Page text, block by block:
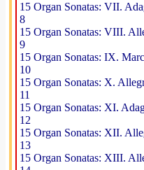
15 Organ Sonatas: VII.
8
15 Organ Sonatas: VIII.
9
15 Organ Sonatas: IX.
10
15 Organ Sonatas: X.
11
15 Organ Sonatas: XI.
12
15 Organ Sonatas: XII.
13
15 Organ Sonatas: XIII.